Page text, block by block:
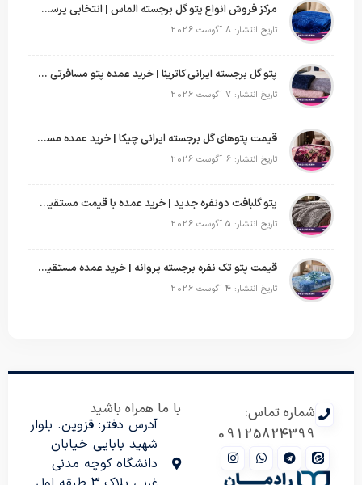
مرکز فروش انواع پتو گل برجسته الماس | انتخابی پرسود برای عمده‌فروشان
تاریخ انتشار: 8 آگوست 2026
پتو گل برجسته ایرانی کاترینا | خرید عمده پتو مسافرتی با قیمت تولیدی
تاریخ انتشار: 7 آگوست 2026
قیمت پتوهای گل برجسته ایرانی چیکا | خرید عمده مستقیم با سود بالا
تاریخ انتشار: 6 آگوست 2026
پتو گلبافت دونفره جدید | خرید عمده با قیمت مستقیم و طرح‌های پرفروش بازار
تاریخ انتشار: 5 آگوست 2026
قیمت پتو تک نفره برجسته پروانه | خرید عمده مستقیم با بهترین قیمت بازار
تاریخ انتشار: 4 آگوست 2026
شماره تماس:
09125824399
با ما همراه باشید
آدرس دفتر: قزوین. بلوار
شهید بابایی خیابان
دانشگاه کوچه مدنی